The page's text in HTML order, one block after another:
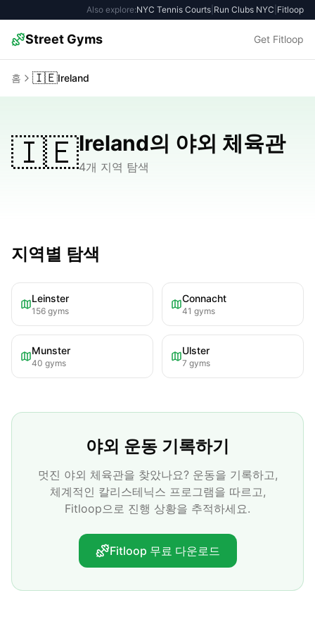
Also explore:NYC Tennis Courts Run Clubs NYC Fitloop
Street Gyms Get Fitloop
홈 🇮🇪Ireland
🇮🇪Ireland의 야외 체육관
4개 지역 탐색
지역별 탐색
Leinster
156 gyms
Connacht
41 gyms
Munster
40 gyms
Ulster
7 gyms
야외 운동 기록하기
멋진 야외 체육관을 찾았나요? 운동을 기록하고,
체계적인 칼리스테닉스 프로그램을 따르고,
Fitloop으로 진행 상황을 추적하세요.
Fitloop 무료 다운로드